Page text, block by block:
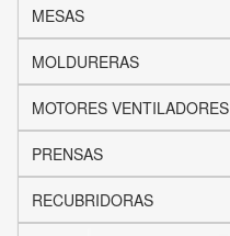
MESAS
MOLDURERAS
MOTORES VENTILADORES
PRENSAS
RECUBRIDORAS